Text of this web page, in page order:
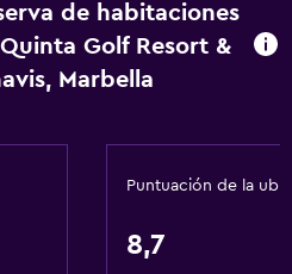
(pueden aplicar cargos
de habitaciones
Golf Resort &
Marbella
Puntuación de la
8,7